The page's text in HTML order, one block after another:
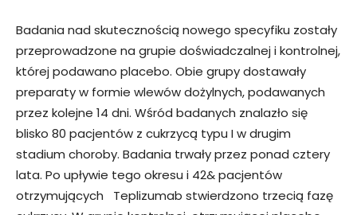
Badania nad skutecznością nowego specyfiku zostały
przeprowadzone na grupie doświadczalnej i kontrolnej,
której podawano placebo. Obie grupy dostawały
preparaty w formie wlewów dożylnych, podawanych
przez kolejne 14 dni. Wśród badanych znalazło się
blisko 80 pacjentów z cukrzycą typu I w drugim
stadium choroby. Badania trwały przez ponad cztery
lata. Po upływie tego okresu i 42& pacjentów
otrzymujących Teplizumab stwierdzono trzecią fazę